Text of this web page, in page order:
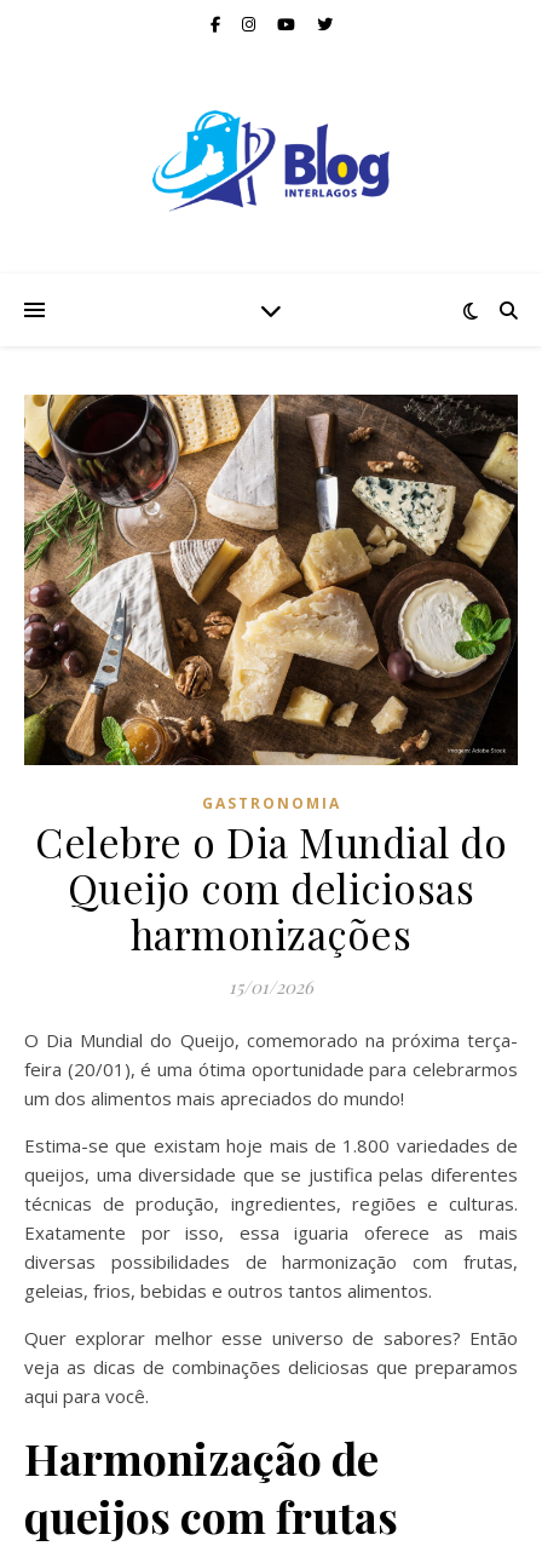
GASTRONOMIA
Celebre o Dia Mundial do
Queijo com deliciosas
harmonizações
15/01/2026
O Dia Mundial do Queijo, comemorado na próxima terça-
feira (20/01), é uma ótima oportunidade para celebrarmos
um dos alimentos mais apreciados do mundo!
Estima-se que existam hoje mais de 1.800 variedades de
queijos, uma diversidade que se justifica pelas diferentes
técnicas de produção, ingredientes, regiões e culturas.
Exatamente por isso, essa iguaria oferece as mais
diversas possibilidades de harmonização com frutas,
geleias, frios, bebidas e outros tantos alimentos.
Quer explorar melhor esse universo de sabores? Então
veja as dicas de combinações deliciosas que preparamos
aqui para você.
Harmonização de
queijos com frutas